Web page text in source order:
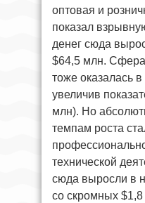
оптовая и
показал
денег сюда
$64,5 млн.
тоже оказалась
увеличив
млн). Но
темпам роста
технической
сюда выросли в
со скромных